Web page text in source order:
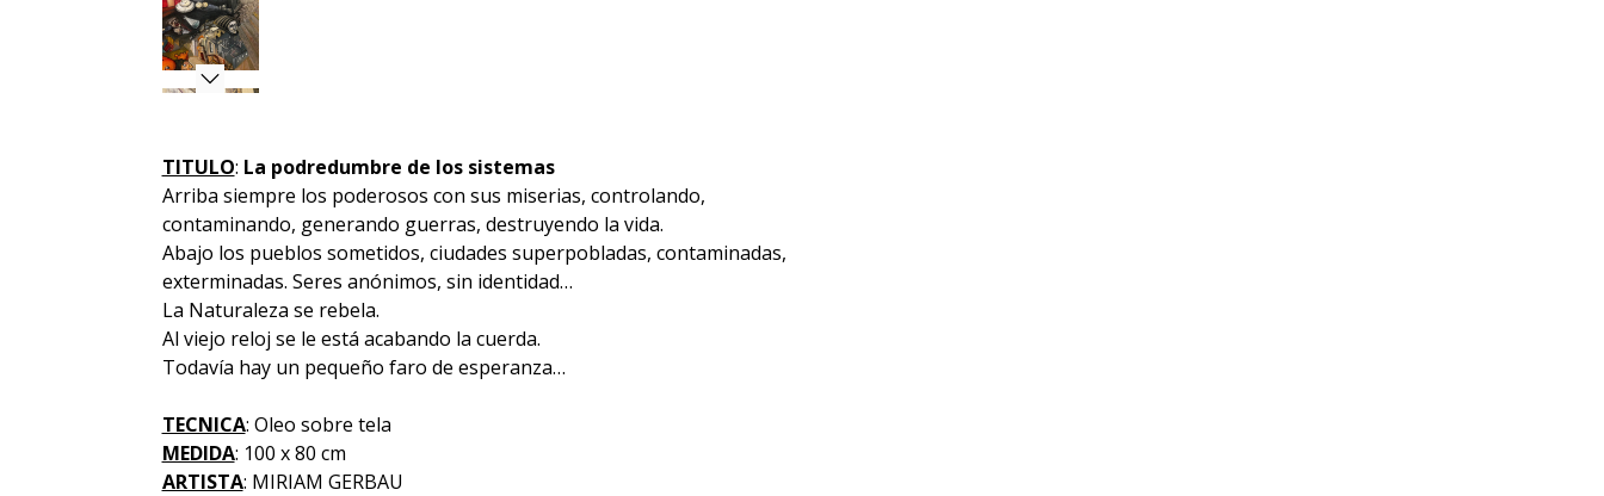
TITULO: La podredumbre de los sistemas
Arriba siempre los poderosos con sus miserias, controlando,
contaminando, generando guerras, destruyendo la vida.
Abajo los pueblos sometidos, ciudades superpobladas, contaminadas,
exterminadas. Seres anónimos, sin identidad…
La Naturaleza se rebela.
Al viejo reloj se le está acabando la cuerda.
Todavía hay un pequeño faro de esperanza…
TECNICA: Oleo sobre tela
MEDIDA: 100 x 80 cm
ARTISTA: MIRIAM GERBAU